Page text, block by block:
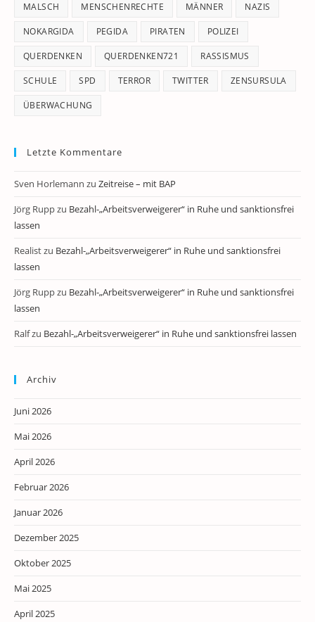
MALSCH MENSCHENRECHTE MÄNNER NAZIS
NOKARGIDA PEGIDA PIRATEN POLIZEI
QUERDENKEN QUERDENKEN721 RASSISMUS
SCHULE SPD TERROR TWITTER ZENSURSULA
ÜBERWACHUNG
Letzte Kommentare
Sven Horlemann zu Zeitreise – mit BAP
Jörg Ruppzu Bezahl-„Arbeitsverweigerer“ in Ruhe und sanktionsfrei
lassen
Realistzu Bezahl-„Arbeitsverweigerer“ in Ruhe und sanktionsfrei
lassen
Jörg Ruppzu Bezahl-„Arbeitsverweigerer“ in Ruhe und sanktionsfrei
lassen
Ralfzu Bezahl-„Arbeitsverweigerer“ in Ruhe und sanktionsfrei lassen
Archiv
Juni 2026
Mai 2026
April 2026
Februar 2026
Januar 2026
Dezember 2025
Oktober 2025
Mai 2025
April 2025